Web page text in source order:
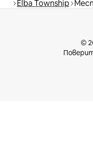
Elba Township
©